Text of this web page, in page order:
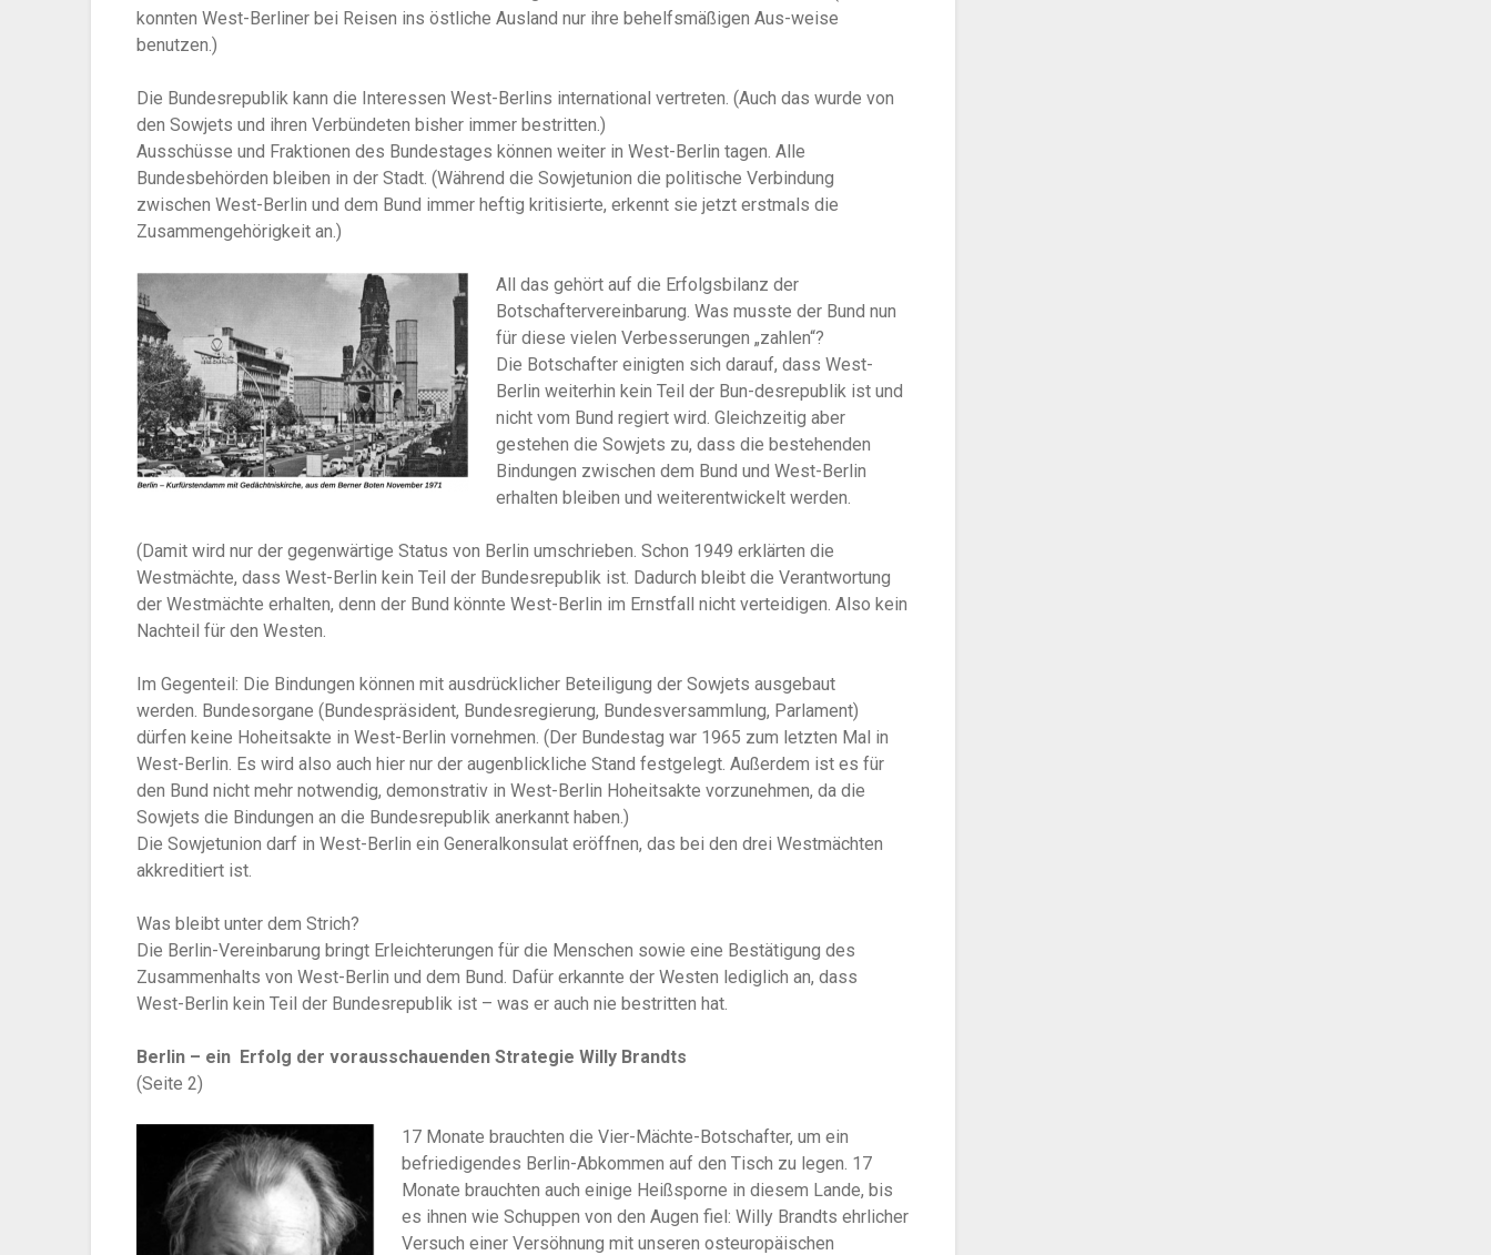
konnten West-Berliner bei Reisen ins östliche Ausland nur ihre behelfsmäßigen Aus-weise
benutzen.)
Die Bundesrepublik kann die Interessen West-Berlins international vertreten. (Auch das wurde von
den Sowjets und ihren Verbündeten bisher immer bestritten.)
Ausschüsse und Fraktionen des Bundestages können weiter in West-Berlin tagen. Alle
Bundesbehörden bleiben in der Stadt. (Während die Sowjetunion die politische Verbindung
zwischen West-Berlin und dem Bund immer heftig kritisierte, erkennt sie jetzt erstmals die
Zusammengehörigkeit an.)
All das gehört auf die Erfolgsbilanz der
Botschaftervereinbarung. Was musste der Bund nun
für diese vielen Verbesserungen „zahlen“?
Die Botschafter einigten sich darauf, dass West-
Berlin weiterhin kein Teil der Bun-desrepublik ist und
nicht vom Bund regiert wird. Gleichzeitig aber
gestehen die Sowjets zu, dass die bestehenden
Bindungen zwischen dem Bund und West-Berlin
erhalten bleiben und weiterentwickelt werden.
(Damit wird nur der gegenwärtige Status von Berlin umschrieben. Schon 1949 erklärten die
Westmächte, dass West-Berlin kein Teil der Bundesrepublik ist. Dadurch bleibt die Verantwortung
der Westmächte erhalten, denn der Bund könnte West-Berlin im Ernstfall nicht verteidigen. Also kein
Nachteil für den Westen.
Im Gegenteil: Die Bindungen können mit ausdrücklicher Beteiligung der Sowjets ausgebaut
werden. Bundesorgane (Bundespräsident, Bundesregierung, Bundesversammlung, Parlament)
dürfen keine Hoheitsakte in West-Berlin vornehmen. (Der Bundestag war 1965 zum letzten Mal in
West-Berlin. Es wird also auch hier nur der augenblickliche Stand festgelegt. Außerdem ist es für
den Bund nicht mehr notwendig, demonstrativ in West-Berlin Hoheitsakte vorzunehmen, da die
Sowjets die Bindungen an die Bundesrepublik anerkannt haben.)
Die Sowjetunion darf in West-Berlin ein Generalkonsulat eröffnen, das bei den drei Westmächten
akkreditiert ist.
Was bleibt unter dem Strich?
Die Berlin-Vereinbarung bringt Erleichterungen für die Menschen sowie eine Bestätigung des
Zusammenhalts von West-Berlin und dem Bund. Dafür erkannte der Westen lediglich an, dass
West-Berlin kein Teil der Bundesrepublik ist – was er auch nie bestritten hat.
Berlin – ein Erfolg der vorausschauenden Strategie Willy Brandts
(Seite 2)
17 Monate brauchten die Vier-Mächte-Botschafter, um ein
befriedigendes Berlin-Abkommen auf den Tisch zu legen. 17
Monate brauchten auch einige Heißsporne in diesem Lande, bis
es ihnen wie Schuppen von den Augen fiel: Willy Brandts ehrlicher
Versuch einer Versöhnung mit unseren osteuropäischen